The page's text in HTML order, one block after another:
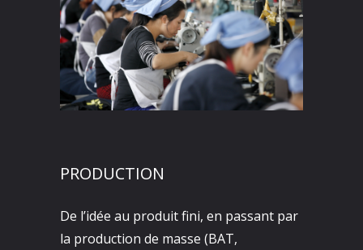
PRODUCTION
De l’idée au produit fini, en passant par
la production de masse (BAT,